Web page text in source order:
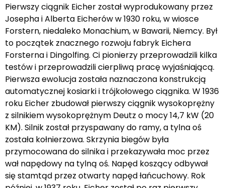
Pierwszy ciągnik Eicher został wyprodukowany przez
Josepha i Alberta Eicherów w 1930 roku, w wiosce
Forstern, niedaleko Monachium, w Bawarii, Niemcy. Był
to początek znacznego rozwoju fabryk Eichera
Forsterna i Dingolfing. Ci pionierzy przeprowadzili kilka
testów i przeprowadzili cierpliwą pracę wyjaśniającą.
Pierwsza ewolucja została naznaczona konstrukcją
automatycznej kosiarki i trójkołowego ciągnika. W 1936
roku Eicher zbudował pierwszy ciągnik wysokoprężny
z silnikiem wysokoprężnym Deutz o mocy 14,7 kW (20
KM). Silnik został przyspawany do ramy, a tylna oś
została kołnierzowa. Skrzynia biegów była
przymocowana do silnika i przekazywała moc przez
wał napędowy na tylną oś. Napęd koszący odbywał
się stamtąd przez otwarty napęd łańcuchowy. Rok